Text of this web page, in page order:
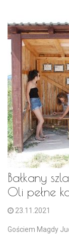
Bałkany
Oli pełne
23.11.2021
Gościem Magdy